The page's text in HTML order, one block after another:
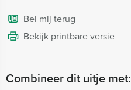
Bel mij terug
Bekijk printbare versie
Combineer dit uitje met: